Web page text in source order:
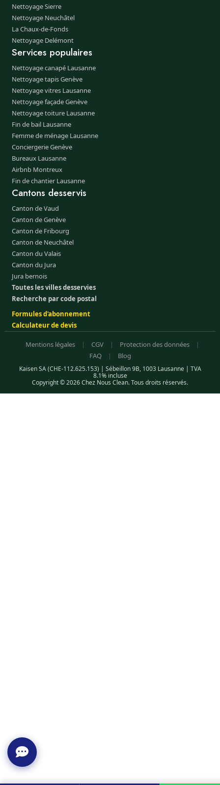
Nettoyage Sierre
Nettoyage Neuchâtel
La Chaux-de-Fonds
Nettoyage Delémont
Services populaires
Nettoyage canapé Lausanne
Nettoyage tapis Genève
Nettoyage vitres Lausanne
Nettoyage façade Genève
Nettoyage toiture Lausanne
Fin de bail Lausanne
Femme de ménage Lausanne
Conciergerie Genève
Bureaux Lausanne
Airbnb Montreux
Fin de chantier Lausanne
Cantons desservis
Canton de Vaud
Canton de Genève
Canton de Fribourg
Canton de Neuchâtel
Canton du Valais
Canton du Jura
Jura bernois
Toutes les villes desservies
Recherche par code postal
Formules d'abonnement
Calculateur de devis
Mentions légales | CGV | Protection des données
|
FAQ
| Blog
Kaisen SA (CHE-112.625.153) | Sébeillon 9B, 1003 Lausanne | TVA
8.1% incluse
Copyright © 2026 Chez Nous Clean. Tous droits réservés.